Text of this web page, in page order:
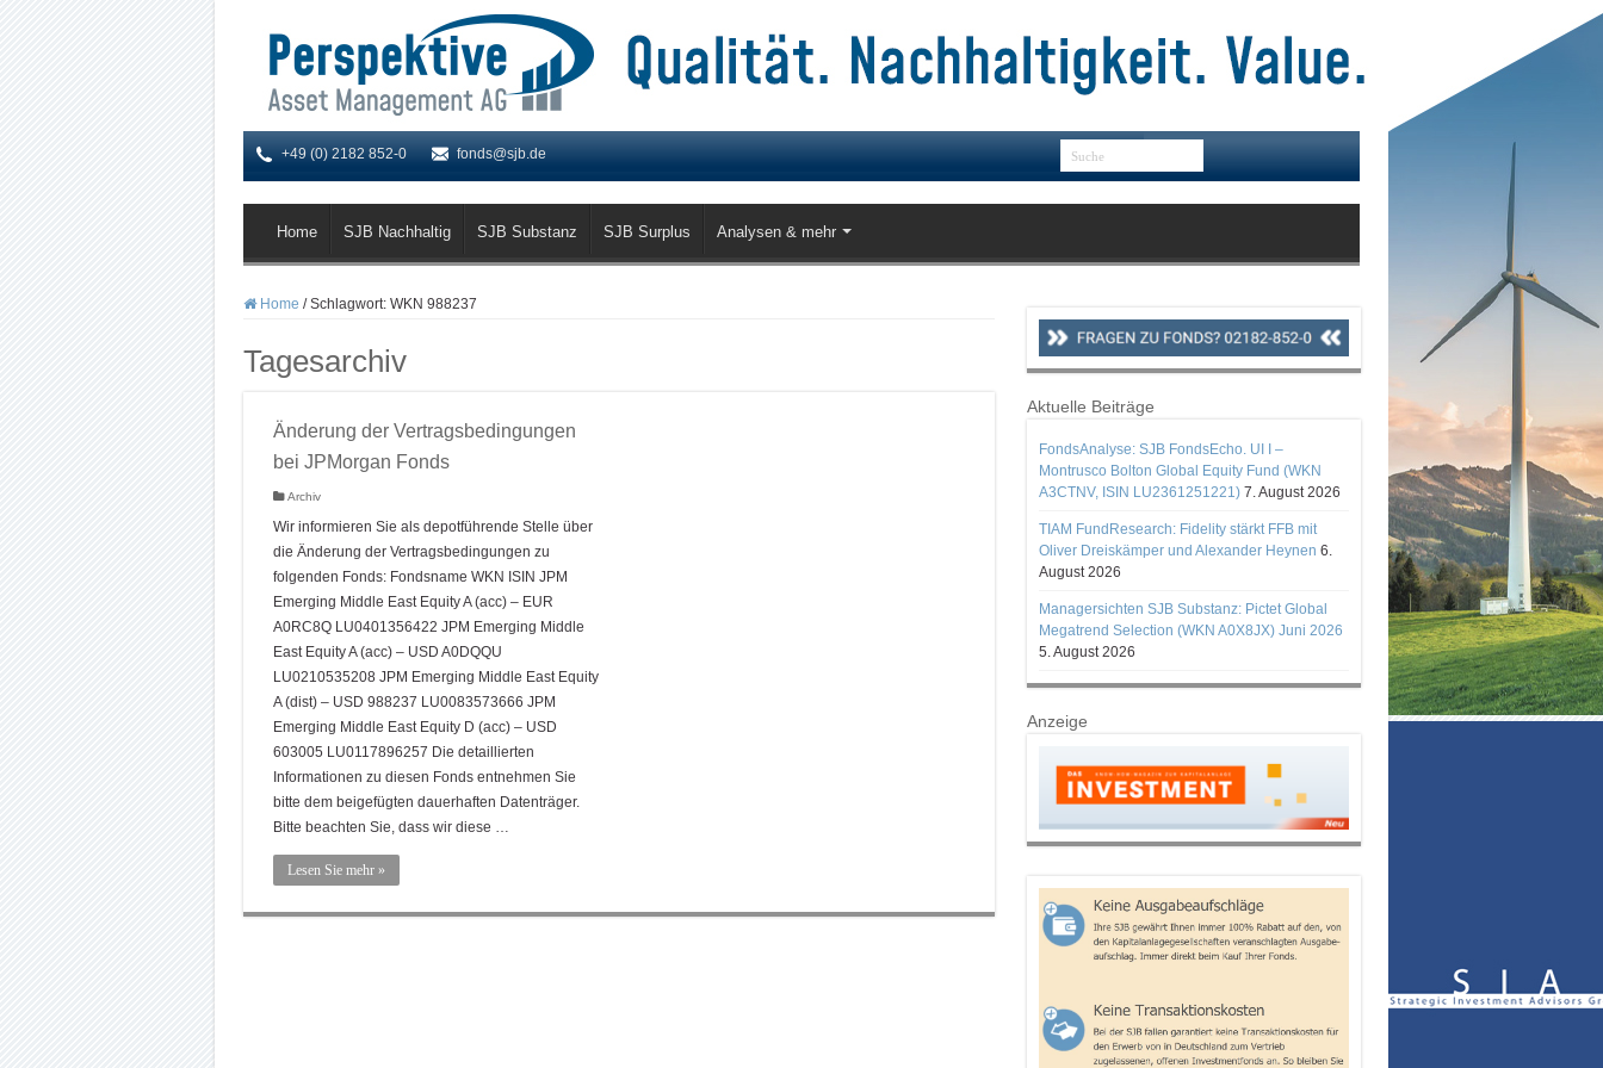
+49 (0) 2182 852-0 fonds@sjb.de
Home SJB Nachhaltig SJB Substanz SJB Surplus Analysen & mehr
Home / Schlagwort: WKN 988237
Tagesarchiv
Änderung der Vertragsbedingungen
bei JPMorgan Fonds
Archiv
Wir informieren Sie als depotführende Stelle über
die Änderung der Vertragsbedingungen zu
folgenden Fonds: Fondsname WKN ISIN JPM
Emerging Middle East Equity A (acc) – EUR
A0RC8Q LU0401356422 JPM Emerging Middle
East Equity A (acc) – USD A0DQQU
LU0210535208 JPM Emerging Middle East Equity
A (dist) – USD 988237 LU0083573666 JPM
Emerging Middle East Equity D (acc) – USD
603005 LU0117896257 Die detaillierten
Informationen zu diesen Fonds entnehmen Sie
bitte dem beigefügten dauerhaften Datenträger.
Bitte beachten Sie, dass wir diese …
Lesen Sie mehr »
Aktuelle Beiträge
FondsAnalyse: SJB FondsEcho. UI I –
Montrusco Bolton Global Equity Fund (WKN
A3CTNV, ISIN LU2361251221) 7. August 2026
TIAM FundResearch: Fidelity stärkt FFB mit
Oliver Dreiskämper und Alexander Heynen 6.
August 2026
Managersichten SJB Substanz: Pictet Global
Megatrend Selection (WKN A0X8JX) Juni 2026
5. August 2026
Anzeige